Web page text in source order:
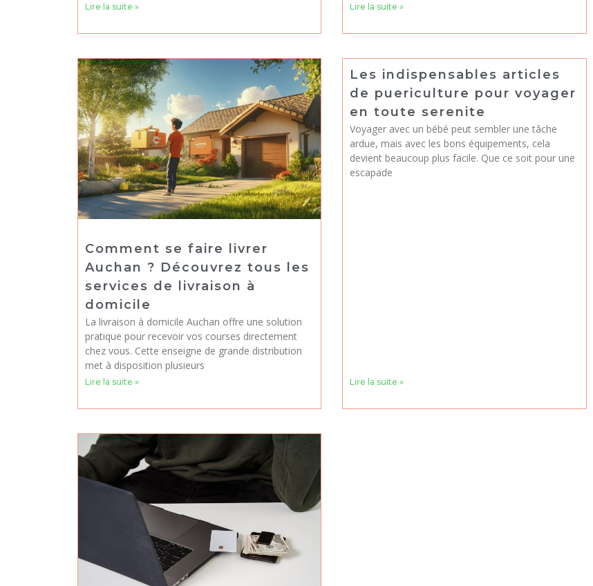
Lire la suite » Lire la suite »
Comment se faire livrer
Auchan ? Découvrez tous les
services de livraison à
domicile
La livraison à domicile Auchan offre une solution
pratique pour recevoir vos courses directement
chez vous. Cette enseigne de grande distribution
met à disposition plusieurs
Lire la suite »
Les indispensables articles
de puericulture pour voyager
en toute serenite
Voyager avec un bébé peut sembler une tâche
ardue, mais avec les bons équipements, cela
devient beaucoup plus facile. Que ce soit pour une
escapade
Lire la suite »